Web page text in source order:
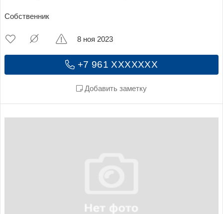
Собственник
+7 961 XXXXXXX
Добавить заметку
8 ноя 2023